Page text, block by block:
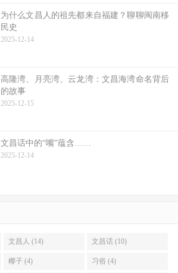
为什么文昌人的祖先都来自福建？聊聊闽南移
民史
2025-12-14
高隆湾、月亮湾、云龙湾：文昌海湾命名背后
的故事
2025-12-15
文昌话中的“嘴”蕴含……
2025-12-14
文昌人 (14) 文昌话 (10)
椰子 (4) 习俗 (4)